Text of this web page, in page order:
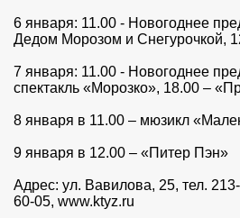
6 января: 11.00 - Новогоднее
Дедом Морозом и Снегурочкой,
7 января: 11.00 - Новогоднее
спектакль «Морозко», 18.00 –
8 января в 11.00 – мюзикл
9 января в 12.00 – «Питер Пэн»
Адрес: ул. Вавилова, 25, тел.
60-05, www.ktyz.ru